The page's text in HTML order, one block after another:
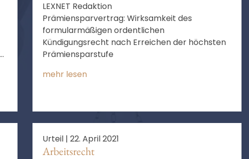
LEXNET Redaktion
Prämiensparvertrag: Wirksamkeit des
formularmäßigen ordentlichen
Kündigungsrecht nach Erreichen der höchsten
Prämiensparstufe
mehr lesen
Urteil | 22. April 2021
Arbeitsrecht